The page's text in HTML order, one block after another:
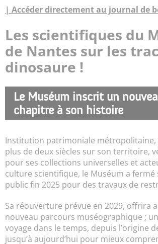
| Accéder directement au journal de
Les scientifiques du
de Nantes sur les
dinosaure !
Le Muséum inscrit un
chapitre à son histoire
Institution patrimoniale métropolitaine,
plus de deux siècles sur son territoire,
pour ses collections universelles et
culture scientifique, le Muséum a fermé
public fin 2025 pour des travaux de
Sa réouverture prévue en 2029, offrira
nouveau parcours muséographique ;
voyage dans le temps, depuis l’origine
jusqu’à aujourd’hui pour mieux